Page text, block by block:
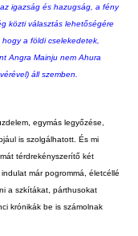
igazság és hazugság, a fény
közti választás lehetőségére
hogy a földi cselekedetek,
Angra Mainju nem Ahura
áll szemben.
egymás legyőzése,
is szolgálhatott. És mi
térdrekényszerítő két
már pogrommá, életcéllé
a szkítákat, párthusokat
krónikák be is számolnak